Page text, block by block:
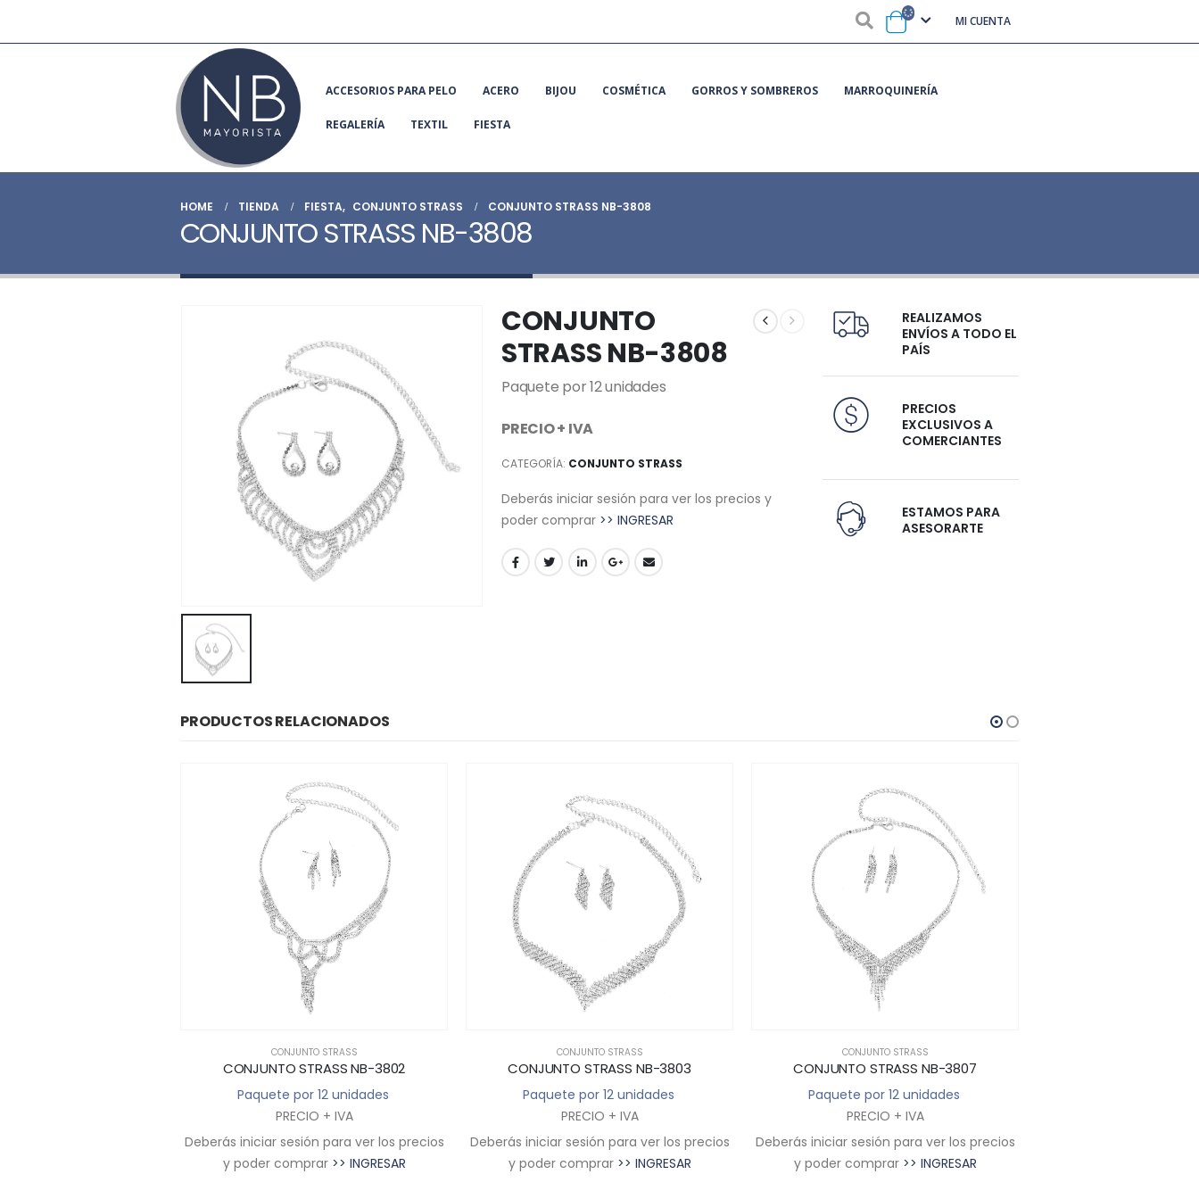
MI CUENTA
ACCESORIOS PARA PELO ACERO BIJOU COSMÉTICA GORROS Y SOMBREROS MARROQUINERÍA
REGALERÍA TEXTIL FIESTA
HOME TIENDA FIESTA, CONJUNTO STRASS CONJUNTO STRASS NB-3808
CONJUNTO STRASS NB-3808
CONJUNTO
STRASS NB-3808
Paquete por 12 unidades
PRECIO + IVA
CATEGORÍA: CONJUNTO STRASS
Deberás iniciar sesión para ver los precios y
poder comprar >> INGRESAR
REALIZAMOS
ENVÍOS A TODO EL
PAÍS
PRECIOS
EXCLUSIVOS A
COMERCIANTES
ESTAMOS PARA
ASESORARTE
PRODUCTOS RELACIONADOS
CONJUNTO STRASS
CONJUNTO STRASS NB-3802
Paquete por 12 unidades
PRECIO + IVA
Deberás iniciar sesión para ver los precios
y poder comprar >> INGRESAR
CONJUNTO STRASS
CONJUNTO STRASS NB-3803
Paquete por 12 unidades
PRECIO + IVA
Deberás iniciar sesión para ver los precios
y poder comprar >> INGRESAR
CONJUNTO STRASS
CONJUNTO STRASS NB-3807
Paquete por 12 unidades
PRECIO + IVA
Deberás iniciar sesión para ver los precios
y poder comprar >> INGRESAR